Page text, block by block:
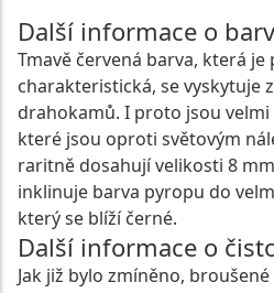
Další informace o
Tmavě červená barva, která
charakteristická, se vyskytuje
drahokamů. I proto jsou velmi
které jsou oproti světovým
raritně dosahují velikosti 8
inklinuje barva pyropu do
který se blíží černé.
Další informace o
Jak již bylo zmíněno,